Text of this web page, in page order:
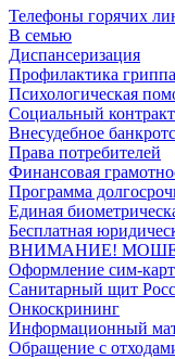
Телефоны горячих
В семью
Диспансеризация
Профилактика
Психологическая
Социальный контракт
Внесудебное
Права потребителей
Финансовая
Программа
Единая
Бесплатная
ВНИМАНИЕ!
Оформление сим-
Санитарный щит
Онкоскрининг
Информационный
Обращение с